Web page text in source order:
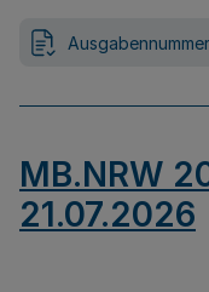
Ausgabennummer
MB.NRW
21.07.2026